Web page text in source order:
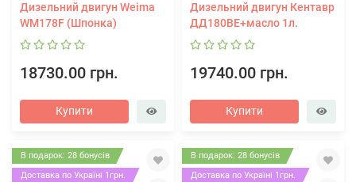
Дизельний двигун Weima
WM178F (Шпонка)
18730.00 грн.
Купити
Дизельний двигун Кентавр
ДД180ВЕ+масло 1л.
19740.00 грн.
Купити
В подарок: 28 бонусів
Доставка по Україні 1грн.
В подарок: 28 бонусів
Доставка по Україні 1грн.